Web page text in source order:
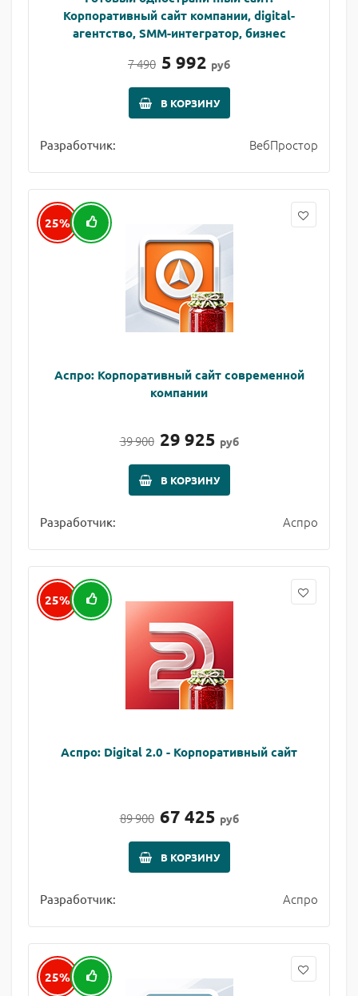
Корпоративный сайт компании, digital-
агентство, SMM-интегратор, бизнес
7 490 5 992 руб
В КОРЗИНУ
Разработчик: ВебПростор
25%
Аспро: Корпоративный сайт современной
компании
39 900 29 925 руб
В КОРЗИНУ
Разработчик: Аспро
25%
Аспро: Digital 2.0 - Корпоративный сайт
89 900 67 425 руб
В КОРЗИНУ
Разработчик: Аспро
25%